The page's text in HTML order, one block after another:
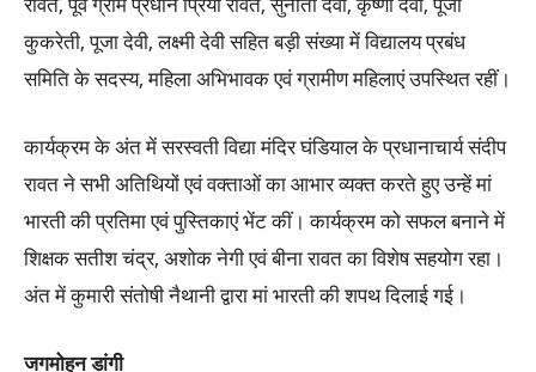
कुकरेती, पूजा देवी, लक्ष्मी देवी सहित बड़ी संख्या में विद्यालय प्रबंध
समिति के सदस्य, महिला अभिभावक एवं ग्रामीण महिलाएं उपस्थित रहीं।
कार्यक्रम के अंत में सरस्वती विद्या मंदिर घंडियाल के प्रधानाचार्य संदीप
रावत ने सभी अतिथियों एवं वक्ताओं का आभार व्यक्त करते हुए उन्हें मां
भारती की प्रतिमा एवं पुस्तिकाएं भेंट कीं। कार्यक्रम को सफल बनाने में
शिक्षक सतीश चंद्र, अशोक नेगी एवं बीना रावत का विशेष सहयोग रहा।
अंत में कुमारी संतोषी नैथानी द्वारा मां भारती की शपथ दिलाई गई।
जगमोहन डांगी